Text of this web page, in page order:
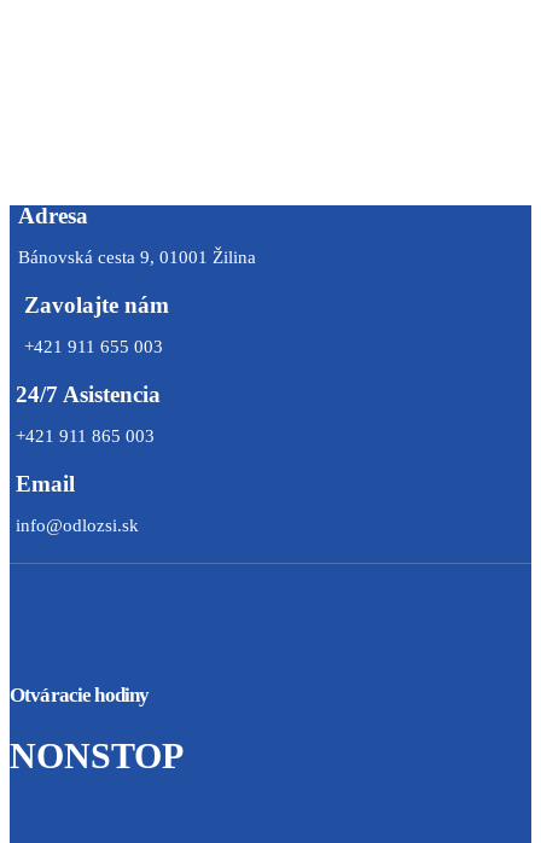
Adresa
Bánovská cesta 9, 01001 Žilina
Zavolajte nám
+421 911 655 003
24/7 Asistencia
+421 911 865 003
Email
info@odlozsi.sk
Otváracie hodiny
NONSTOP